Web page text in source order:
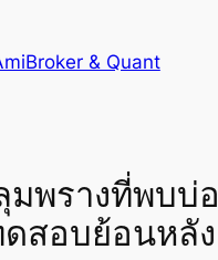
& Quant
มพรางที่พบบ่
สอบย้อนหลั